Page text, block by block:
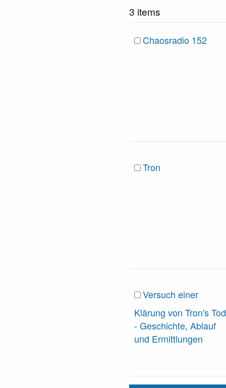
3 items
Chaosradio 152
Tron
Versuch einer
Klärung von Tron's Tod
- Geschichte, Ablauf
und Ermittlungen